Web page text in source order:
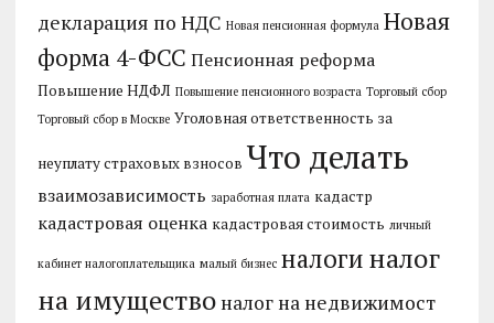
декларация по НДС Новая пенсионная формула Новая
форма 4-ФСС Пенсионная реформа
Повышение НДФЛ Повышение пенсионного возраста Торговый сбор
Торговый сбор в Москве Уголовная ответственность за
неуплату страховых взносов Что делать
взаимозависимость заработная плата кадастр
кадастровая оценка кадастровая стоимость личный
кабинет налогоплательщика малый бизнес налоги налог
на имущество налог на недвижимост